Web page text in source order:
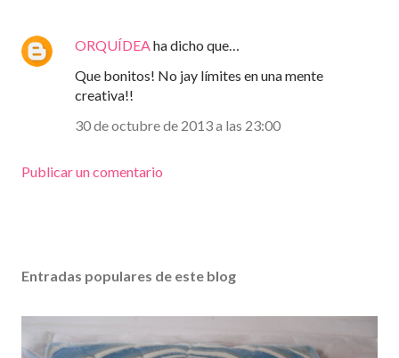
ORQUÍDEAha dicho que…
Que bonitos! No jay límites en una mente
creativa!!
30 de octubre de 2013 a las 23:00
Publicar un comentario
Entradas populares de este blog